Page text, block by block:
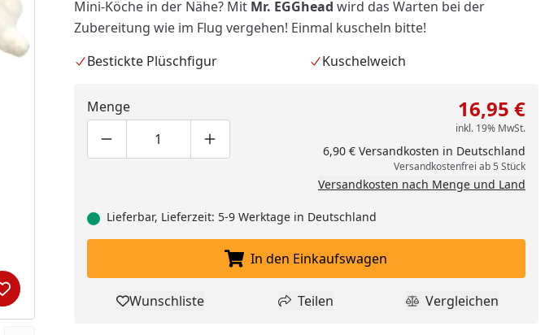
Produkt zur Wunschliste hinzufügen
Mini-Köche in der Nähe? Mit Mr. EGGhead wird das Warten bei der
Zubereitung wie im Flug vergehen! Einmal kuscheln bitte!
Bestickte Plüschfigur
Kuschelweich
Menge
Produktmenge um eins verringern
Produktmenge manuell eingeben
Produktmenge um eins erhöhen
16,95 €
inkl. 19% MwSt.
6,90 € Versandkosten in Deutschland
Versandkostenfrei ab 5 Stück
Versandkosten nach Menge und Land
Lieferbar, Lieferzeit: 5-9 Werktage in Deutschland
In den Einkaufswagen legen
In den Einkaufswagen
Produkt zur Wunschliste hinzufügen
Wunschliste Teilen
Teilen Produkt
Vergleichen